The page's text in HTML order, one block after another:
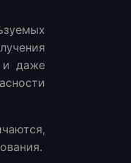
и даже